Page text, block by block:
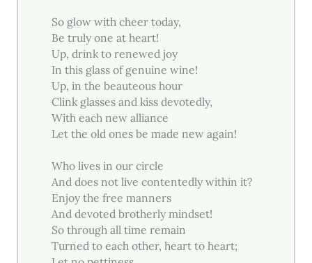
So glow with cheer today,
Be truly one at heart!
Up, drink to renewed joy
In this glass of genuine wine!
Up, in the beauteous hour
Clink glasses and kiss devotedly,
With each new alliance
Let the old ones be made new again!
Who lives in our circle
And does not live contentedly within it?
Enjoy the free manners
And devoted brotherly mindset!
So through all time remain
Turned to each other, heart to heart;